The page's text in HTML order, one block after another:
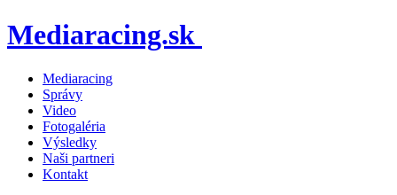
Mediaracing.sk
Mediaracing
Správy
Video
Fotogaléria
Výsledky
Naši partneri
Kontakt